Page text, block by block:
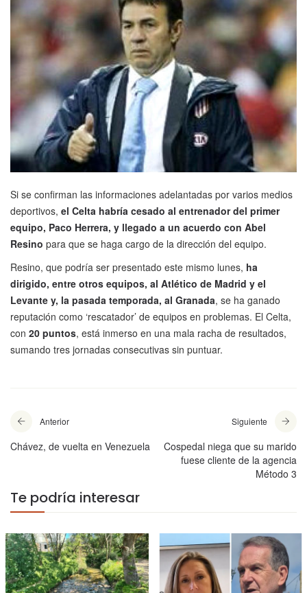
Si se confirman las informaciones adelantadas por varios medios
deportivos, el Celta habría cesado al entrenador del primer
equipo, Paco Herrera, y llegado a un acuerdo con Abel
Resino para que se haga cargo de la dirección del equipo.
Resino, que podría ser presentado este mismo lunes, ha
dirigido, entre otros equipos, al Atlético de Madrid y el
Levante y, la pasada temporada, al Granada, se ha ganado
reputación como ‘rescatador’ de equipos en problemas. El Celta,
con 20 puntos, está inmerso en una mala racha de resultados,
sumando tres jornadas consecutivas sin puntuar.
Anterior
Chávez, de vuelta en Venezuela
Siguiente
Cospedal niega que su marido
fuese cliente de la agencia
Método 3
Te podría interesar